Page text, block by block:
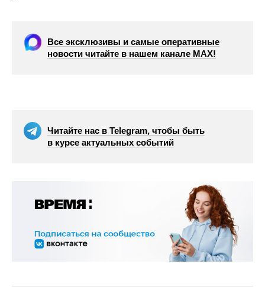
Все эксклюзивы и самые оперативные
новости читайте в нашем канале МАХ!
Читайте нас в Telegram, чтобы быть
в курсе актуальных событий